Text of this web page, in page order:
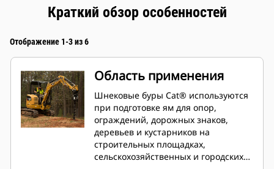
Краткий обзор особенностей
Отображение 1-3 из 6
Область применения
Шнековые буры Cat® используются
при подготовке ям для опор,
ограждений, дорожных знаков,
деревьев и кустарников на
строительных площадках,
сельскохозяйственных и городских